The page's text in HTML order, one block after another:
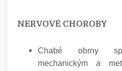
NERVOVÉ CHOROBY
Chabé obrny
mechanickým a